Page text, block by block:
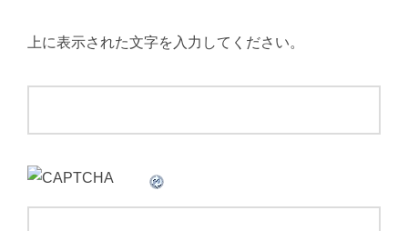
上に表示された文字を入力してください。